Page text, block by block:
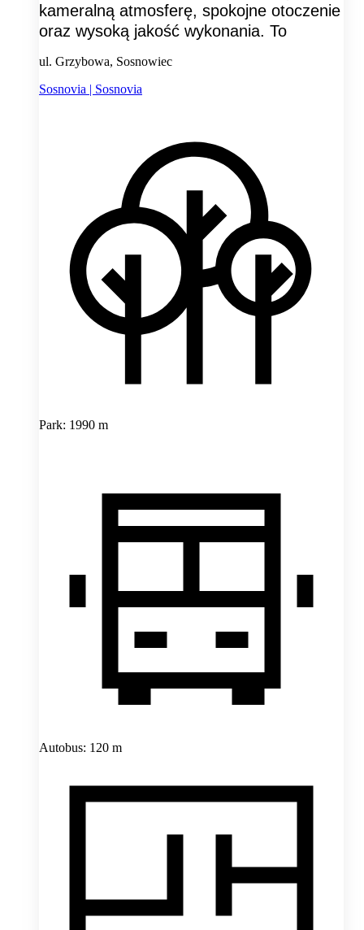
kameralną atmosferę, spokojne otoczenie
oraz wysoką jakość wykonania. To
ul. Grzybowa, Sosnowiec
Sosnovia | Sosnovia
Park: 1990 m
Autobus: 120 m